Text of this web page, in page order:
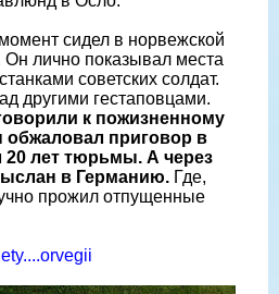
сидел в норвежской
лично показывал места
советских солдат.
другими гестаповцами.
к пожизненному
приговор в
20 лет тюрьмы. А через
в Германию. Где,
прожил отпущенные